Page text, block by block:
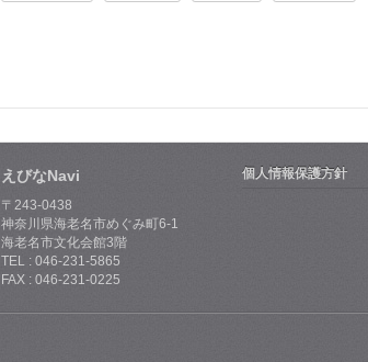
えびなNavi
〒243-0438
神奈川県海老名市めぐみ町6-1
海老名市文化会館3階
TEL : 046-231-5865
FAX : 046-231-0225
個人情報保護方針